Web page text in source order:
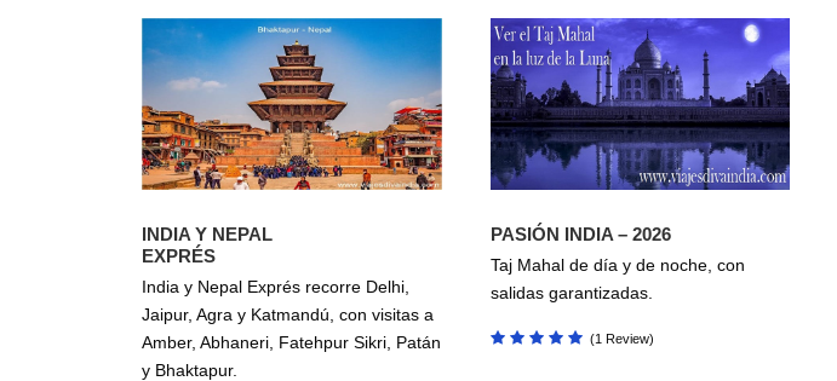
INDIA Y NEPAL
EXPRÉS
India y Nepal Exprés recorre Delhi,
Jaipur, Agra y Katmandú, con visitas a
Amber, Abhaneri, Fatehpur Sikri, Patán
y Bhaktapur.
PASIÓN INDIA – 2026
Taj Mahal de día y de noche, con
salidas garantizadas.
(1 Review)